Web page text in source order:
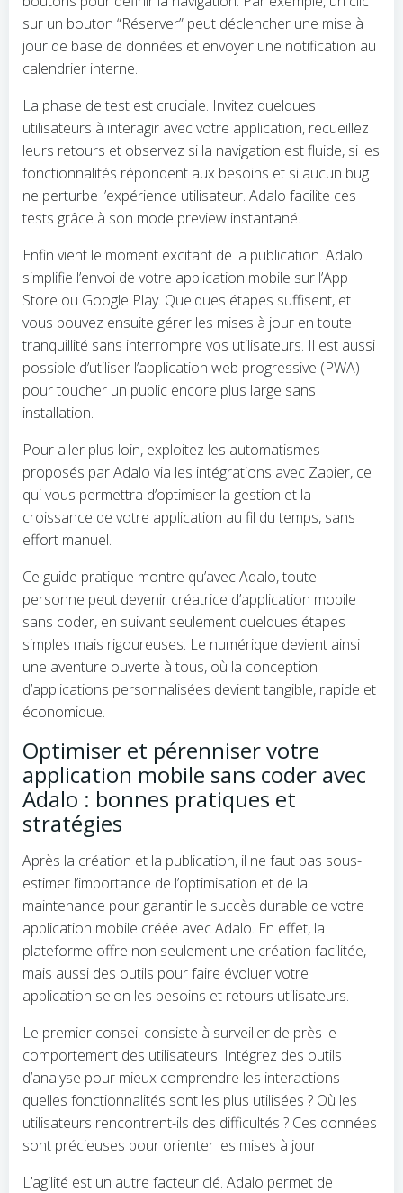
sur un bouton “Réserver” peut déclencher une mise à
jour de base de données et envoyer une notification au
calendrier interne.
La phase de test est cruciale. Invitez quelques
utilisateurs à interagir avec votre application, recueillez
leurs retours et observez si la navigation est fluide, si les
fonctionnalités répondent aux besoins et si aucun bug
ne perturbe l’expérience utilisateur. Adalo facilite ces
tests grâce à son mode preview instantané.
Enfin vient le moment excitant de la publication. Adalo
simplifie l’envoi de votre application mobile sur l’App
Store ou Google Play. Quelques étapes suffisent, et
vous pouvez ensuite gérer les mises à jour en toute
tranquillité sans interrompre vos utilisateurs. Il est aussi
possible d’utiliser l’application web progressive (PWA)
pour toucher un public encore plus large sans
installation.
Pour aller plus loin, exploitez les automatismes
proposés par Adalo via les intégrations avec Zapier, ce
qui vous permettra d’optimiser la gestion et la
croissance de votre application au fil du temps, sans
effort manuel.
Ce guide pratique montre qu’avec Adalo, toute
personne peut devenir créatrice d’application mobile
sans coder, en suivant seulement quelques étapes
simples mais rigoureuses. Le numérique devient ainsi
une aventure ouverte à tous, où la conception
d’applications personnalisées devient tangible, rapide et
économique.
Optimiser et pérenniser votre
application mobile sans coder avec
Adalo : bonnes pratiques et
stratégies
Après la création et la publication, il ne faut pas sous-
estimer l’importance de l’optimisation et de la
maintenance pour garantir le succès durable de votre
application mobile créée avec Adalo. En effet, la
plateforme offre non seulement une création facilitée,
mais aussi des outils pour faire évoluer votre
application selon les besoins et retours utilisateurs.
Le premier conseil consiste à surveiller de près le
comportement des utilisateurs. Intégrez des outils
d’analyse pour mieux comprendre les interactions :
quelles fonctionnalités sont les plus utilisées ? Où les
utilisateurs rencontrent-ils des difficultés ? Ces données
sont précieuses pour orienter les mises à jour.
L’agilité est un autre facteur clé. Adalo permet de